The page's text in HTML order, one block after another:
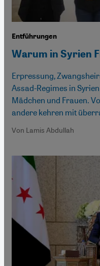
Entführungen
Warum in Syrien
Erpressung,
Assad-Regimes in
Mädchen und Frauen.
andere kehren mit
Von Lamis Abdullah